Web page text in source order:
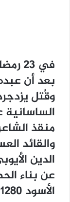
بعد أن
وقُتل
منقذ
والقائد
الدين
عن بناء
الأسود 1280هـ.